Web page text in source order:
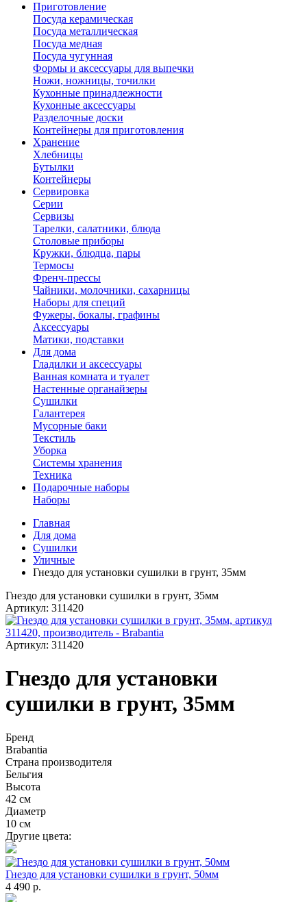
Приготовление
Посуда керамическая
Посуда металлическая
Посуда медная
Посуда чугунная
Формы и аксессуары для выпечки
Ножи, ножницы, точилки
Кухонные принадлежности
Кухонные аксессуары
Разделочные доски
Контейнеры для приготовления
Хранение
Хлебницы
Бутылки
Контейнеры
Сервировка
Серии
Сервизы
Тарелки, салатники, блюда
Столовые приборы
Кружки, блюдца, пары
Термосы
Френч-прессы
Чайники, молочники, сахарницы
Наборы для специй
Фужеры, бокалы, графины
Аксессуары
Матики, подставки
Для дома
Гладилки и аксессуары
Ванная комната и туалет
Настенные органайзеры
Сушилки
Галантерея
Мусорные баки
Текстиль
Уборка
Системы хранения
Техника
Подарочные наборы
Наборы
Главная
Для дома
Сушилки
Уличные
Гнездо для установки сушилки в грунт, 35мм
Гнездо для установки сушилки в грунт, 35мм
Артикул: 311420
Артикул: 311420
Гнездо для установки
сушилки в грунт, 35мм
Бренд
Brabantia
Страна производителя
Бельгия
Высота
42 см
Диаметр
10 см
Другие цвета:
Гнездо для установки сушилки в грунт, 50мм
4 490 р.